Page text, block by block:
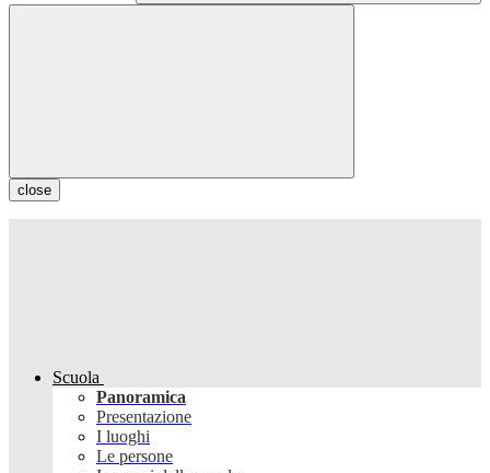
close
Scuola
Panoramica
Presentazione
I luoghi
Le persone